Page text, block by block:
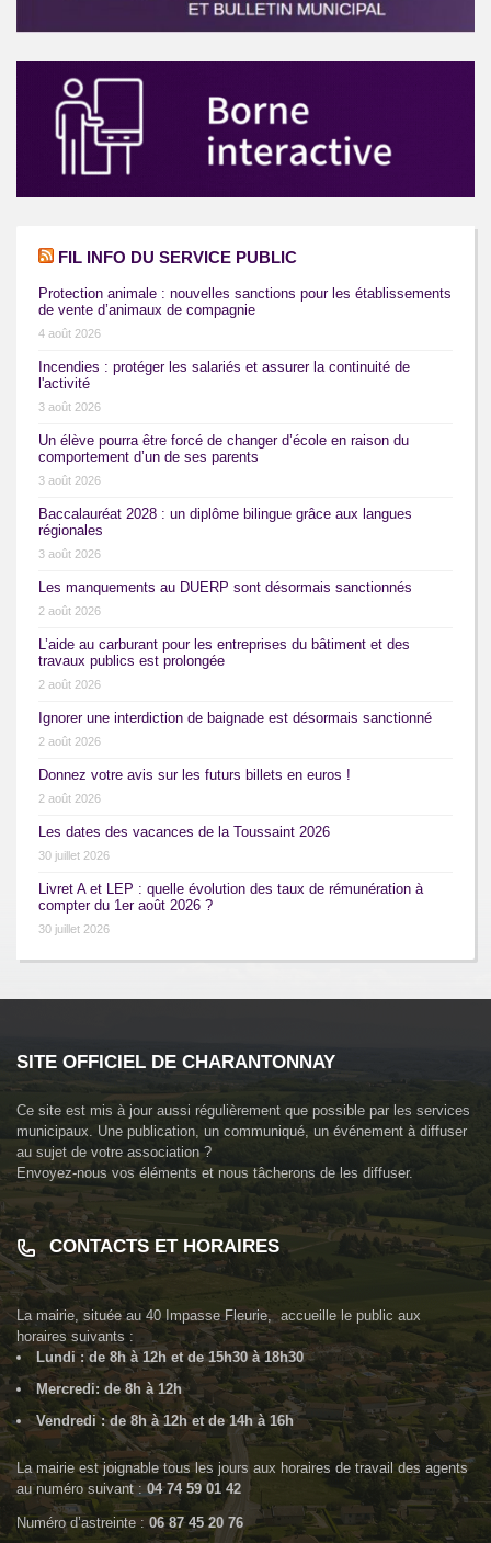
FIL INFO DU SERVICE PUBLIC
Protection animale : nouvelles sanctions pour les établissements
de vente d’animaux de compagnie
4 août 2026
Incendies : protéger les salariés et assurer la continuité de
l'activité
3 août 2026
Un élève pourra être forcé de changer d’école en raison du
comportement d’un de ses parents
3 août 2026
Baccalauréat 2028 : un diplôme bilingue grâce aux langues
régionales
3 août 2026
Les manquements au DUERP sont désormais sanctionnés
2 août 2026
L’aide au carburant pour les entreprises du bâtiment et des
travaux publics est prolongée
2 août 2026
Ignorer une interdiction de baignade est désormais sanctionné
2 août 2026
Donnez votre avis sur les futurs billets en euros !
2 août 2026
Les dates des vacances de la Toussaint 2026
30 juillet 2026
Livret A et LEP : quelle évolution des taux de rémunération à
compter du 1er août 2026 ?
30 juillet 2026
SITE OFFICIEL DE CHARANTONNAY
Ce site est mis à jour aussi régulièrement que possible par les services
municipaux. Une publication, un communiqué, un événement à diffuser
au sujet de votre association ?
Envoyez-nous vos éléments et nous tâcherons de les diffuser.
CONTACTS ET HORAIRES
La mairie, située au 40 Impasse Fleurie, accueille le public aux
horaires suivants :
Lundi : de 8h à 12h et de 15h30 à 18h30
Mercredi: de 8h à 12h
Vendredi : de 8h à 12h et de 14h à 16h
La mairie est joignable tous les jours aux horaires de travail des agents
au numéro suivant :04 74 59 01 42
Numéro d’astreinte : 06 87 45 20 76